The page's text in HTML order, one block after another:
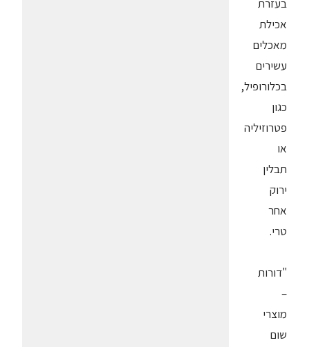
בעזרת
אכילת
מאכלים
עשירים
בכלורופיל,
כגון
פטרוזיליה
או
תבלין
ירוק
אחר
טרי.
"דורות
–
מוצרי
שום